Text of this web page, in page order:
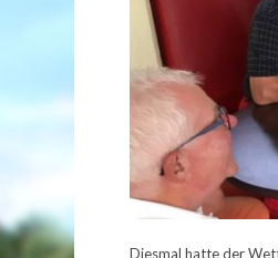
Diesmal hatte der